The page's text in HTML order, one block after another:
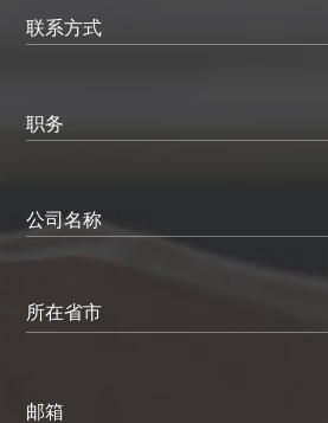
联系方式
职务
公司名称
所在省市
邮箱